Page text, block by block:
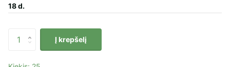
18 d.
Į krepšelį